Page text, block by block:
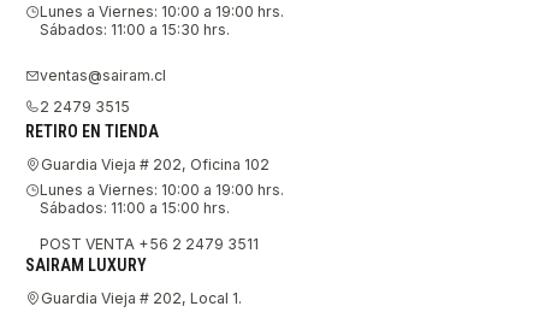
Lunes a Viernes: 10:00 a 19:00 hrs.
Sábados: 11:00 a 15:30 hrs.
ventas@sairam.cl
2 2479 3515
RETIRO EN TIENDA
Guardia Vieja # 202, Oficina 102
Lunes a Viernes: 10:00 a 19:00 hrs.
Sábados: 11:00 a 15:00 hrs.
POST VENTA +56 2 2479 3511
SAIRAM LUXURY
Guardia Vieja # 202, Local 1.